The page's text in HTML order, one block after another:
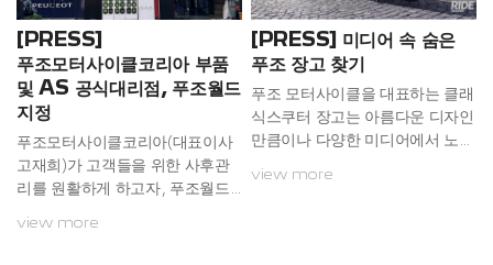
[PRESS]
푸조모터사이클코리아 부품
및 AS 공식대리점, 푸조월드
지정
푸조모터사이클코리아(대표이사
고재희)가 고객들을 위한 사후관
리를 원활하게 하고자, 푸조월드
으로 지정하였다. 브랜드 인지도
view more
[PRESS] 미디어 속 숨은
푸조 장고 찾기
푸조 모터사이클을 대표하는 클래
식스쿠터 장고는 아름다운 디자인
만큼이나 다양한 미디어에서 노출
식하면서도 유려한 디자인 때문에
view more